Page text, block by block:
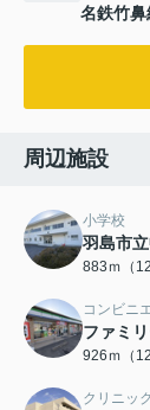
名鉄竹鼻
周辺施設
小学校
羽島市
883ｍ（12
コンビニ
ファミ
926ｍ（12
クリニック